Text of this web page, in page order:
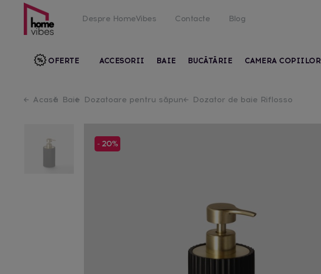
Despre HomeVibes Contacte Blog
ACCESORII BAIE BUCĂTĂRIE CAMERA COPIILOR
OFERTE
Acasă Baie Dozatoare pentru săpun Dozator de baie Riflosso
- 20%